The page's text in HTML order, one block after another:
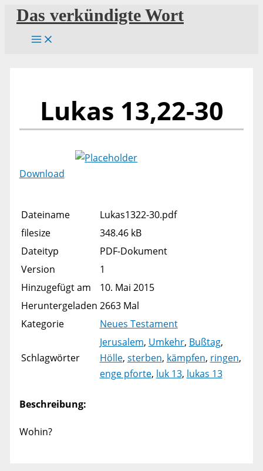
Zum
Inhalt
springen
Das verkündigte Wort
Lukas 13,22-30
Download
Dateiname
Lukas1322-30.pdf
filesize
348.46 kB
Dateityp
PDF-Dokument
Version
1
Hinzugefügt am
10. Mai 2015
Heruntergeladen 2663 Mal
Kategorie
Neues Testament
Schlagwörter
Jerusalem, Umkehr, Bußtag,
Hölle, sterben, kämpfen, ringen,
enge pforte, luk 13, lukas 13
Beschreibung:
Wohin?